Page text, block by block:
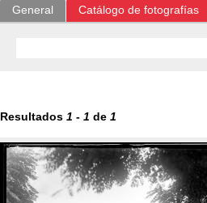
General Catálogo de fotografías
Resultados 1 - 1 de 1